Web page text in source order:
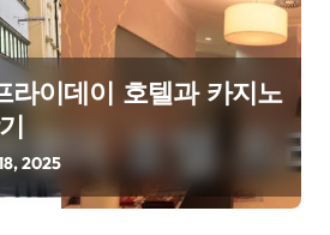
라이데이 호텔과 카지노
2025